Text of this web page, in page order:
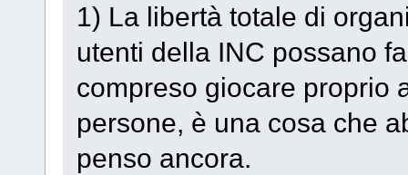
1) La libertà totale di
utenti della INC possano
compreso giocare proprio
persone, è una cosa che
penso ancora.